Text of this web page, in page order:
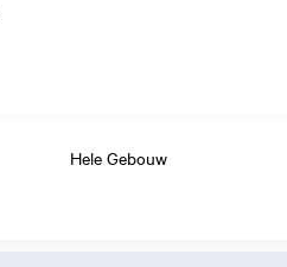
Hele Gebouw